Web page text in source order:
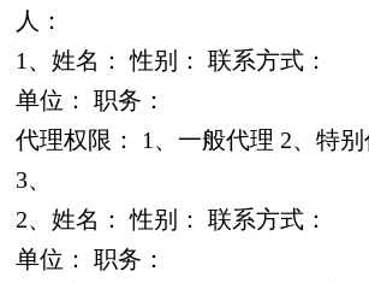
人：
1 、姓名： 性别：
联系方式：
单位：
职务：
代理权限：
1 、一般代理 2、特别
3、
2、姓名： 性别：
联系方式：
单位：
职务：